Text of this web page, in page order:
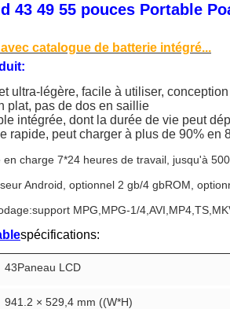
43 49 55 pouces Portable
catalogue de batterie intégré...
ultra-légère, facile à utiliser,
plat, pas de dos en saillie
intégrée, dont la durée de vie peut
rapide, peut charger à plus de 90% en
charge 7*24 heures de travail, jusqu'à
Android, optionnel 2 gb/4 gbROM,
MPG,MPG-1/
spécifications:
43Paneau LCD
941.2 × 529,4 mm ((W*H)